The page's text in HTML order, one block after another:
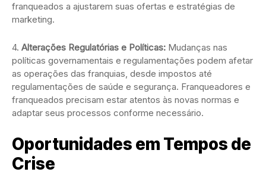
franqueados a ajustarem suas ofertas e estratégias de
marketing.
4. Alterações Regulatórias e Políticas: Mudanças nas
políticas governamentais e regulamentações podem afetar
as operações das franquias, desde impostos até
regulamentações de saúde e segurança. Franqueadores e
franqueados precisam estar atentos às novas normas e
adaptar seus processos conforme necessário.
Oportunidades em Tempos de
Crise